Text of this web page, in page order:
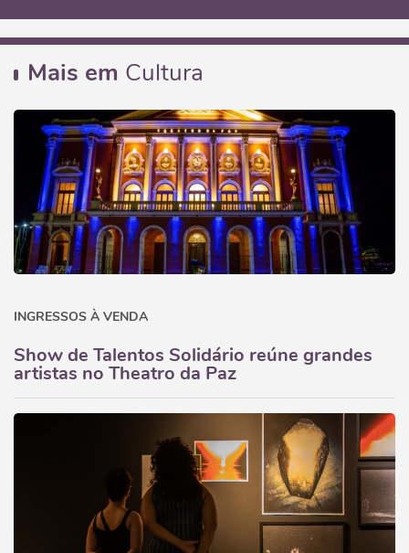
Mais em Cultura
INGRESSOS À VENDA
Show de Talentos Solidário reúne grandes
artistas no Theatro da Paz